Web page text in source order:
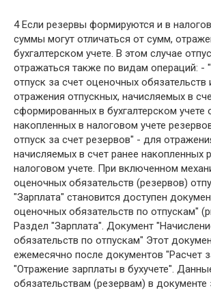
4 Если резервы формируются и в
суммы могут отличаться от сумм,
бухгалтерском учете. В этом случае
отражаться также по видам операций: -
отпуск за счет оценочных
отражения отпускных, начисляемых в
сформированных в бухгалтерском учете
накопленных в налоговом учете
отпуск за счет резервов" - для
начисляемых в счет ранее накопленных
налоговом учете. При включенном
оценочных обязательств (резервов)
"Зарплата" становится доступен
оценочных обязательств по отпускам"
Раздел "Зарплата". Документ
обязательств по отпускам" Этот
ежемесячно после документов "Расчет
"Отражение зарплаты в бухучете".
обязательствам (резервам) в документе